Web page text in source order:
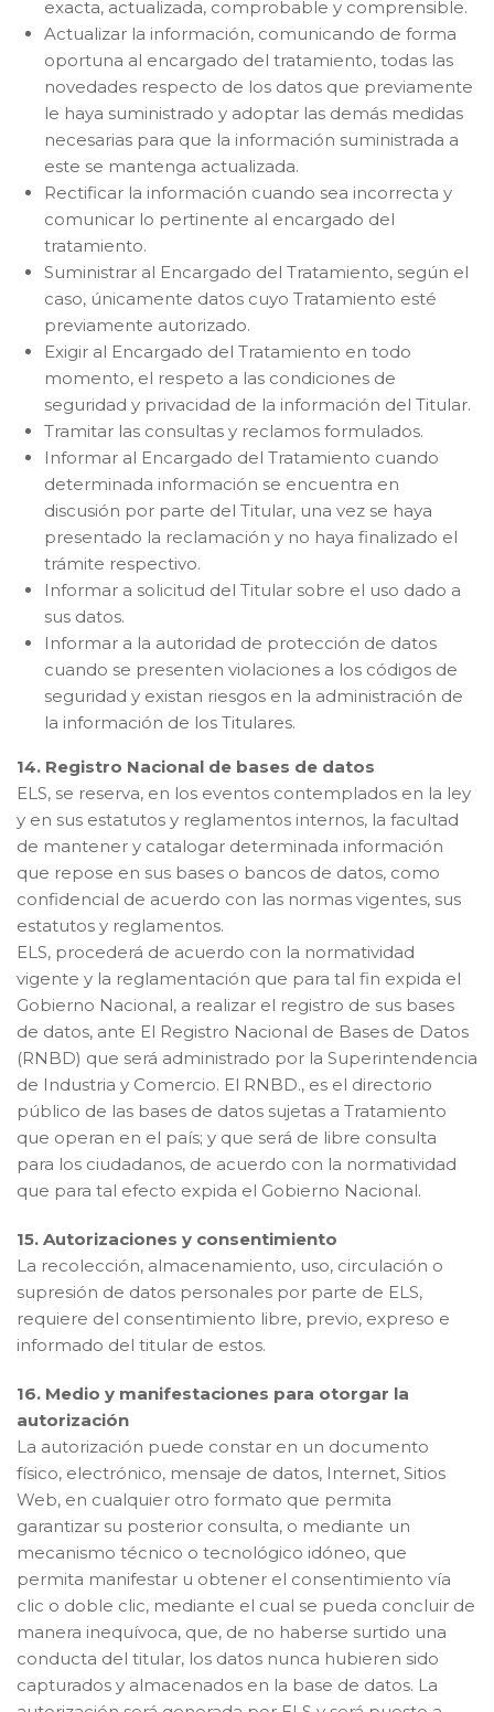
exacta, actualizada, comprobable y comprensible.
Actualizar la información, comunicando de forma
oportuna al encargado del tratamiento, todas las
novedades respecto de los datos que previamente
le haya suministrado y adoptar las demás medidas
necesarias para que la información suministrada a
este se mantenga actualizada.
Rectificar la información cuando sea incorrecta y
comunicar lo pertinente al encargado del
tratamiento.
Suministrar al Encargado del Tratamiento, según el
caso, únicamente datos cuyo Tratamiento esté
previamente autorizado.
Exigir al Encargado del Tratamiento en todo
momento, el respeto a las condiciones de
seguridad y privacidad de la información del Titular.
Tramitar las consultas y reclamos formulados.
Informar al Encargado del Tratamiento cuando
determinada información se encuentra en
discusión por parte del Titular, una vez se haya
presentado la reclamación y no haya finalizado el
trámite respectivo.
Informar a solicitud del Titular sobre el uso dado a
sus datos.
Informar a la autoridad de protección de datos
cuando se presenten violaciones a los códigos de
seguridad y existan riesgos en la administración de
la información de los Titulares.
14. Registro Nacional de bases de datos
ELS, se reserva, en los eventos contemplados en la ley
y en sus estatutos y reglamentos internos, la facultad
de mantener y catalogar determinada información
que repose en sus bases o bancos de datos, como
confidencial de acuerdo con las normas vigentes, sus
estatutos y reglamentos.
ELS, procederá de acuerdo con la normatividad
vigente y la reglamentación que para tal fin expida el
Gobierno Nacional, a realizar el registro de sus bases
de datos, ante El Registro Nacional de Bases de Datos
(RNBD) que será administrado por la Superintendencia
de Industria y Comercio. El RNBD., es el directorio
público de las bases de datos sujetas a Tratamiento
que operan en el país; y que será de libre consulta
para los ciudadanos, de acuerdo con la normatividad
que para tal efecto expida el Gobierno Nacional.
15. Autorizaciones y consentimiento
La recolección, almacenamiento, uso, circulación o
supresión de datos personales por parte de ELS,
requiere del consentimiento libre, previo, expreso e
informado del titular de estos.
16. Medio y manifestaciones para otorgar la
autorización
La autorización puede constar en un documento
físico, electrónico, mensaje de datos, Internet, Sitios
Web, en cualquier otro formato que permita
garantizar su posterior consulta, o mediante un
mecanismo técnico o tecnológico idóneo, que
permita manifestar u obtener el consentimiento vía
clic o doble clic, mediante el cual se pueda concluir de
manera inequívoca, que, de no haberse surtido una
conducta del titular, los datos nunca hubieren sido
capturados y almacenados en la base de datos. La